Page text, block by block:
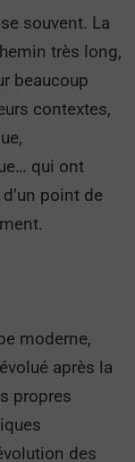
souvent. La
très long,
beaucoup
contextes,
qui ont
point de
moderne,
après la
propres
des